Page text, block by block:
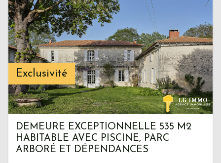
Exclusivité
DEMEURE EXCEPTIONNELLE 535 M2
HABITABLE AVEC PISCINE, PARC
ARBORÉ ET DÉPENDANCES